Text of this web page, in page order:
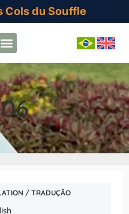
Cols du Souffle
/ TRADUÇÃO